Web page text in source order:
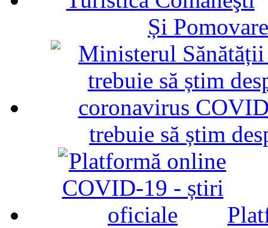
Și
trebuie să știm